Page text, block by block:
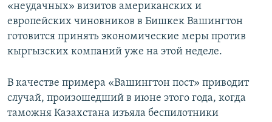
«неудачных» визитов американских и
европейских чиновников в Бишкек Вашингтон
готовится принять экономические меры против
кыргызских компаний уже на этой неделе.
В качестве примера «Вашингтон пост» приводит
случай, произошедший в июне этого года, когда
таможня Казахстана изъяла беспилотники